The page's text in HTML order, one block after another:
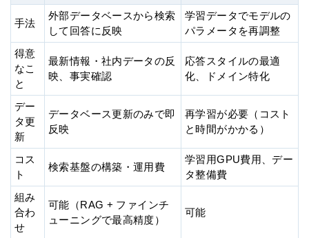
手法
外部データベースから検索
して回答に反映
学習データでモデルの
パラメータを再調整
得意
なこ
と
最新情報・社内データの反
映、事実確認
応答スタイルの最適
化、ドメイン特化
デー
タ更
新
データベース更新のみで即
反映
再学習が必要（コスト
と時間がかかる）
コス
ト
検索基盤の構築・運用費
学習用GPU費用、デー
タ整備費
組み
合わ
せ
可能（RAG + ファインチ
ューニングで最高精度）
可能